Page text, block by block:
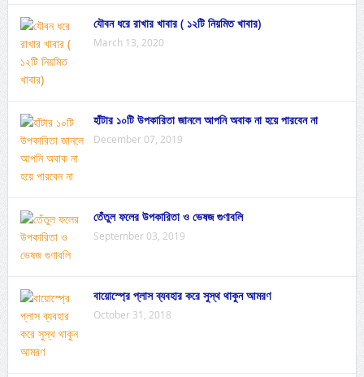
যৌবন ধরে রাখার খাবার ( ১২টি নিয়মিত খাবার)
March 13, 2020
হাঁটার ১০টি উপকারিতা জানলে আপনি অবাক না হয়ে পারবেন না
December 07, 2019
তেঁতুল ফলের উপকারিতা ও ভেষজ গুণাবলি
September 03, 2019
বায়োস্প্রে প্লাস ব্যবহার করে সুস্থ থাকুন আমরণ
October 31, 2018